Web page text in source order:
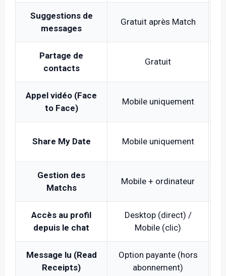
Suggestions de
messages
Gratuit après Match
Partage de
contacts
Gratuit
Appel vidéo (Face
to Face)
Mobile uniquement
Share My Date Mobile uniquement
Gestion des
Matchs
Mobile + ordinateur
Accès au profil
depuis le chat
Desktop (direct) /
Mobile (clic)
Message lu (Read
Receipts)
Option payante (hors
abonnement)